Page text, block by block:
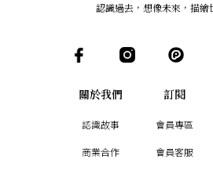
認識過去，想像未來 ， 描繪
關於我們
認識故事
商業合作
訂閱
會員專區
會員客服